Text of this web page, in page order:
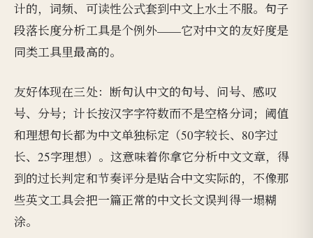
计的，词频、可读性公式套到中文上水土不服。句子
段落长度分析工具是个例外——它对中文的友好度是
同类工具里最高的。
友好体现在三处：断句认中文的句号、问号、感叹
号、分号；计长按汉字字符数而不是空格分词；阈值
和理想句长都为中文单独标定（50字较长、80字过
长、25字理想）。这意味着你拿它分析中文文章，得
到的过长判定和节奏评分是贴合中文实际的，不像那
些英文工具会把一篇正常的中文长文误判得一塌糊
涂。